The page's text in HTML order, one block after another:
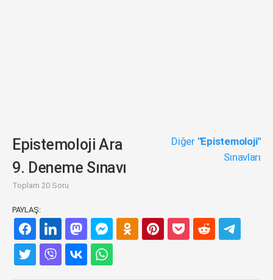
Epistemoloji Ara
9. Deneme Sınavı
Toplam 20 Soru
Diğer "Epistemoloji"
Sınavları
PAYLAŞ: